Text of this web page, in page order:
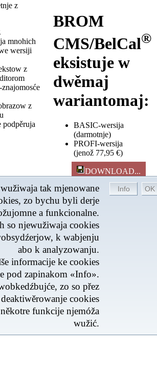
z
mnohich
wersiji
z
z
podpěruja
BROM
CMS/BelCal®
eksistuje w
dwěmaj
wariantomaj:
BASIC-wersija
(darmotnje)
PROFI-wersija
(jenož 77,95 €)
DOWNLOAD...
abo hnydom
PROFI-wersiju skazać
Posledna aktualizacija
- Tuchwilu 401 Wopytowarjo
tak mjenowane
zo bychu byli derje
a funkcionalne.
so njewužiwaja cookies
k wabjenju
abo k analyzowanju.
informacije ke cookies
pod zapinakom «Info».
zo so přez
cookies
funkcije njemóža
wužić.
Mapa stronow